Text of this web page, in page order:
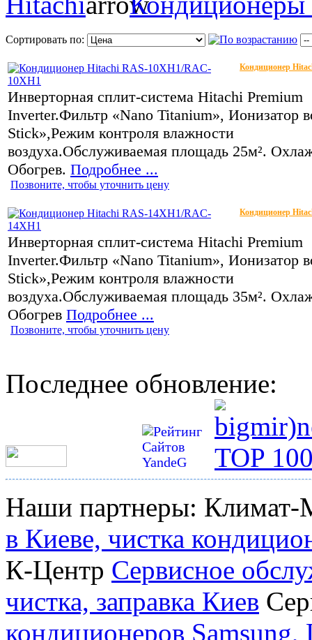
Сортировать по:
Кондиционер
Инверторная сплит-система Hitachi Premium
Inverter.Фильтр «Nano Titanium», Ионизатор
Stick»,Режим контроля влажности
воздуха.Обслуживаемая площадь 25м².
Обогрев. Подробнее ...
Позвоните, чтобы уточнить цену
Кондиционер
Инверторная сплит-система Hitachi Premium
Inverter.Фильтр «Nano Titanium», Ионизатор
Stick»,Режим контроля влажности
воздуха.Обслуживаемая площадь 35м².
Обогрев Подробнее ...
Позвоните, чтобы уточнить цену
Последнее обновление:
Наши партнеры: Климат-
в Киеве, чистка
К-Центр Сервисное
чистка, заправка Киев
кондиционеров